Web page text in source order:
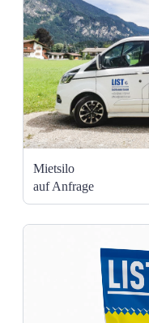
Mietsilo
auf Anfrage